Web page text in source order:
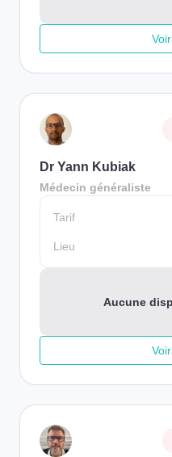
Dr Yann Kubiak
Médecin généraliste
Tarif
Lieu
Aucune